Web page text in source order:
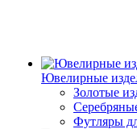
Ювелирные
Золотые
Футляры